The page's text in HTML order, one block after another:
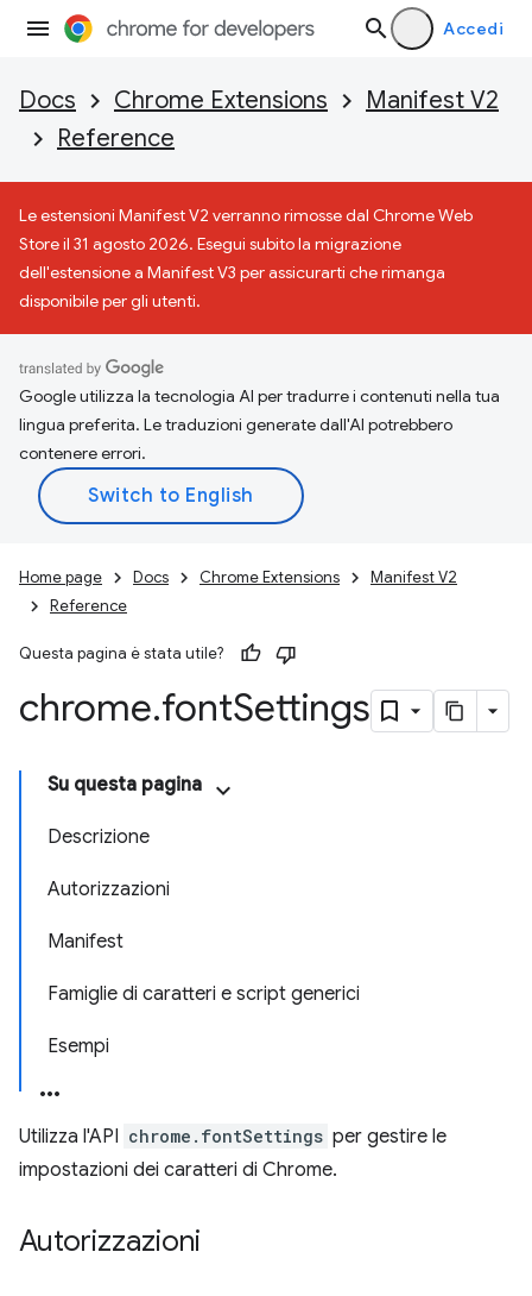
Accedi
Docs Chrome Extensions
Manifest V2
Reference
Le estensioni Manifest V2 verranno rimosse dal Chrome Web
Store il 31 agosto 2026. Esegui subito la migrazione
dell'estensione a Manifest V3 per assicurarti che rimanga
disponibile per gli utenti.
Google utilizza la tecnologia AI per tradurre i contenuti nella tua
lingua preferita. Le traduzioni generate dall'AI potrebbero
contenere errori.
Home page Docs Chrome Extensions
Manifest V2
Reference
Questa pagina è stata utile?
chrome.fontSettings
Su questa pagina
Descrizione
Autorizzazioni
Manifest
Famiglie di caratteri e script generici
Esempi
Utilizza l'API chrome.fontSettings per gestire le
impostazioni dei caratteri di Chrome.
Autorizzazioni